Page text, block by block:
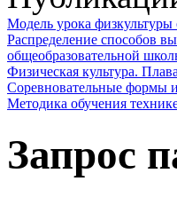
Модель урока физкультуры
Распределение способов
общеобразовательной
Физическая культура.
Соревновательные формы
Методика обучения
Запрос